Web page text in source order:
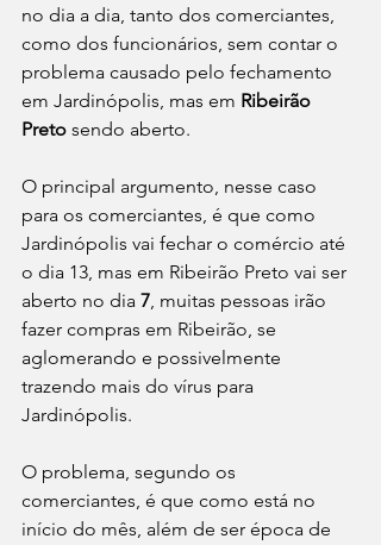
no dia a dia, tanto dos comerciantes,
como dos funcionários, sem contar o
problema causado pelo fechamento
em Jardinópolis, mas em Ribeirão
Preto sendo aberto.
O principal argumento, nesse caso
para os comerciantes, é que como
Jardinópolis vai fechar o comércio até
o dia 13, mas em Ribeirão Preto vai ser
aberto no dia 7, muitas pessoas irão
fazer compras em Ribeirão, se
aglomerando e possivelmente
trazendo mais do vírus para
Jardinópolis.
O problema, segundo os
comerciantes, é que como está no
início do mês, além de ser época de